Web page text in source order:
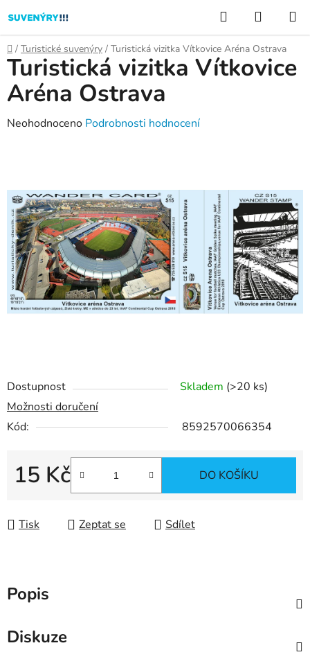
na
obsah
Hledat
KOŠÍK
Domů
/ Turistické suvenýry / Turistická vizitka Vítkovice Aréna Ostrava
Dostupnost Skladem (>20 ks)
Možnosti doručení
Kód:
8592570066354
15 Kč
Měrná cena:
DO KOŠÍKU
Tisk Zeptat se Sdílet
Turistická vizitka Vítkovice
Aréna Ostrava
Průměrné
0,0
5
hvězdiček.
Neohodnoceno Podrobnosti hodnocení
Popis
Diskuze